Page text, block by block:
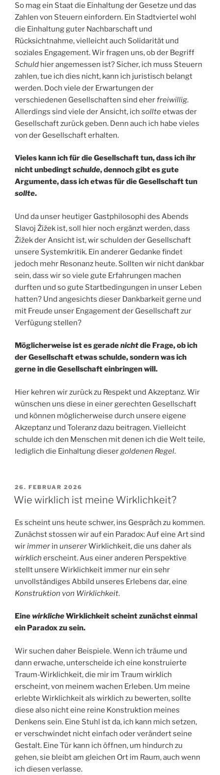
So mag ein Staat die Einhaltung der Gesetze und das
Zahlen von Steuern einfordern. Ein Stadtviertel wohl
die Einhaltung guter Nachbarschaft und
Rücksichtnahme, vielleicht auch Solidarität und
soziales Engagement. Wir fragen uns, ob der Begriff
Schuld hier angemessen ist? Sicher, ich muss Steuern
zahlen, tue ich dies nicht, kann ich juristisch belangt
werden. Doch viele der Erwartungen der
verschiedenen Gesellschaften sind eherfreiwillig.
Allerdings sind viele der Ansicht, ich sollteetwas der
Gesellschaft zurück geben. Denn auch ich habe vieles
von der Gesellschaft erhalten.
Vieles kann ich für die Gesellschaft tun, dass ich ihr
nicht unbedingtschulde, dennoch gibt es gute
Argumente, dass ich etwas für die Gesellschaft tun
sollte.
Und da unser heutiger Gastphilosophi des Abends
Slavoj Žižek ist, soll hier noch ergänzt werden, dass
Žižek der Ansicht ist, wir schulden der Gesellschaft
unsere Systemkritik. Ein anderer Gedanke findet
jedoch mehr Resonanz heute. Sollten wir nicht dankbar
sein, dass wir so viele gute Erfahrungen machen
durften und so gute Startbedingungen in unser Leben
hatten? Und angesichts dieser Dankbarkeit gerne und
mit Freude unser Engagement der Gesellschaft zur
Verfügung stellen?
Möglicherweise ist es geradenichtdie Frage, ob ich
der Gesellschaft etwas schulde, sondern was ich
gerne in die Gesellschaft einbringen will.
Hier kehren wir zurück zu Respekt und Akzeptanz. Wir
wünschen uns diese in einer gerechten Gesellschaft
und können möglicherweise durch unsere eigene
Akzeptanz und Toleranz dazu beitragen. Vielleicht
schulde ich den Menschen mit denen ich die Welt teile,
lediglich die Einhaltung dieser goldenen Regel.
VERÖFFENTLICHT
AM
26. FEBRUAR 2026
Wie wirklich ist meine Wirklichkeit?
Es scheint uns heute schwer, ins Gespräch zu kommen.
Zunächst stossen wir auf ein Paradox: Auf eine Art sind
wirimmer in unsererWirklichkeit, die uns daher als
wirklich erscheint. Aus einer anderen Perspektive
stellt unsere Wirklichkeit immer nur ein sehr
unvollständiges Abbild unseres Erlebens dar, eine
Konstruktion von Wirklichkeit.
EinewirklicheWirklichkeit scheint zunächst einmal
ein Paradox zu sein.
Wir suchen daher Beispiele. Wenn ich träume und
dann erwache, unterscheide ich eine konstruierte
Traum-Wirklichkeit, die mir im Traum wirklich
erscheint, von meinem wachen Erleben. Um meine
erlebte Wirklichkeit als wirklich zu bewerten, sollte
diese also nicht eine reine Konstruktion meines
Denkens sein. Eine Stuhl ist da, ich kann mich setzen,
er verschwindet nicht einfach oder verändert seine
Gestalt. Eine Tür kann ich öffnen, um hindurch zu
gehen, sie bleibt am gleichen Ort im Raum, auch wenn
ich diesen verlasse.